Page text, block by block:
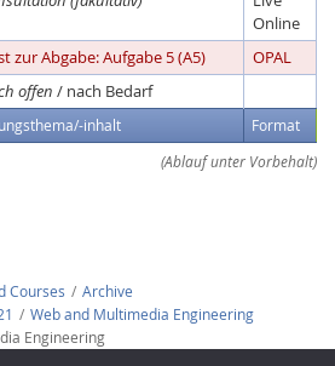
(Ablauf unter Vorbehalt)
Online
zur Abgabe: Aufgabe 5 (A5)
OPAL
offen / nach Bedarf
inhalt Format
Courses
Archive
Web and Multimedia Engineering
Engineering